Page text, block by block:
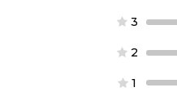
3
2
1